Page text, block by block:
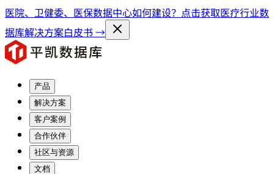
医院、卫健委、医保数据中心如何建设？点击获取医疗行业数
据库解决方案白皮书 →
产品
解决方案
客户案例
合作伙伴
社区与资源
文档